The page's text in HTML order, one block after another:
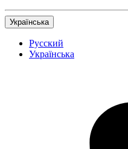
Українська
Русский
Українська